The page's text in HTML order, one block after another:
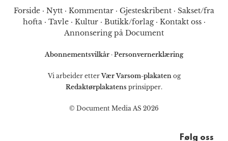
Forside · Nytt · Kommentar · Gjesteskribent · Sakset/fra
hofta· Tavle· Kultur· Butikk/forlag· Kontakt oss·
Annonsering på Document
Abonnementsvilkår · Personvernerklæring
Vi arbeider etterVær Varsom-plakatenog
Redaktørplakatens prinsipper.
© Document Media AS 2026
Følg oss